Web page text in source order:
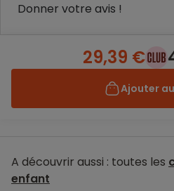
Donner votre avis !
29,39 €
Ajouter
A découvrir aussi : toutes les
enfant